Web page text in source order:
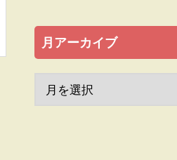
月アーカイブ